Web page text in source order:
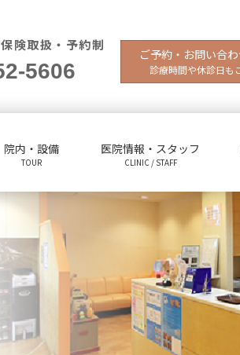
険取扱・予約制
5606
ご予約・お問い合
診療時間や休診日も
院内・設備
TOUR
医院情報・スタッフ
CLINIC / STAFF